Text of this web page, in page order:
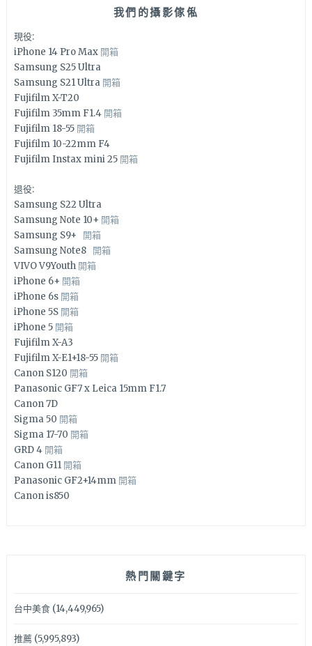
我們的攝影傢俬
現役:
iPhone 14 Pro Max 開箱
Samsung S25 Ultra
Samsung S21 Ultra 開箱
Fujifilm X-T20
Fujifilm 35mm F1.4 開箱
Fujifilm 18-55 開箱
Fujifilm 10-22mm F4
Fujifilm Instax mini 25 開箱
退役:
Samsung S22 Ultra
Samsung Note 10+ 開箱
Samsung S9+ 開箱
Samsung Note8 開箱
VIVO V9Youth 開箱
iPhone 6+ 開箱
iPhone 6s 開箱
iPhone 5S 開箱
iPhone 5 開箱
Fujifilm X-A3
Fujifilm X-E1+18-55 開箱
Canon S120 開箱
Panasonic GF7 x Leica 15mm F1.7
Canon 7D
Sigma 50 開箱
Sigma 17-70 開箱
GRD 4 開箱
Canon G11 開箱
Panasonic GF2+14mm 開箱
Canon is850
熱門關鍵字
台中美食(14,449,965)
推薦(5,995,893)